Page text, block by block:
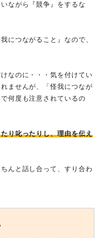
ながら『競争』をするな
につながること』なので、
なのに・・・気を付けてい
ませんが、「怪我につなが
何度も注意されているの
り叱ったりし、理由を伝え
んと話し合って、すり合わ